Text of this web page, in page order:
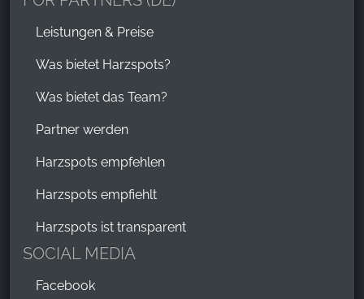
Leistungen & Preise
Was bietet Harzspots?
Was bietet das Team?
Partner werden
Harzspots empfehlen
Harzspots empfiehlt
Harzspots ist transparent
SOCIAL MEDIA
Facebook